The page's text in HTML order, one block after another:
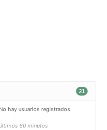
21
hay usuarios registrados
60 minutos